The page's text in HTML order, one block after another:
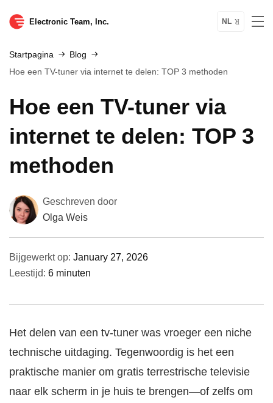
Electronic Team, Inc. NL
Startpagina
Blog
Hoe een TV-tuner via internet te delen: TOP 3 methoden
Hoe een TV-tuner via
internet te delen: TOP 3
methoden
Geschreven door
Olga Weis
Bijgewerkt op: January 27, 2026
Leestijd: 6 minuten
Het delen van een tv-tuner was vroeger een niche
technische uitdaging. Tegenwoordig is het een
praktische manier om gratis terrestrische televisie
naar elk scherm in je huis te brengen—of zelfs om